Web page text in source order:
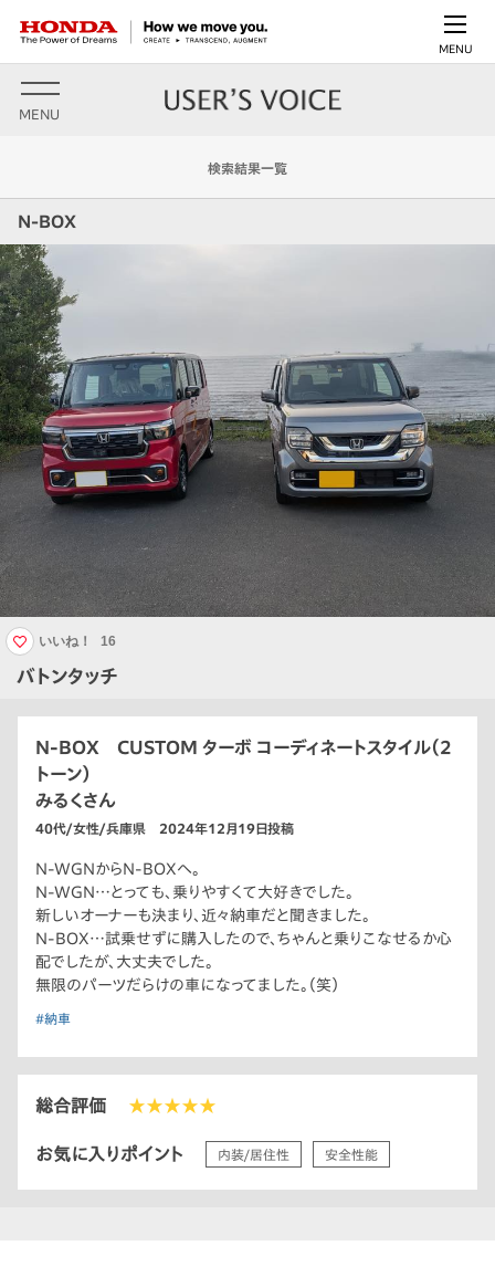
MENU
MENU
検索結果一覧
N-BOX
バトンタッチ
いいね！ 16
N-BOX CUSTOM ターボ コーディネートスタイル（2
トーン）
みるくさん
40代/女性/兵庫県 2024年12月19日投稿
N-WGNからN-BOXへ。
N-WGN…とっても、乗りやすくて大好きでした。
新しいオーナーも決まり、近々納車だと聞きました。
N-BOX…試乗せずに購入したので、ちゃんと乗りこなせるか心
配でしたが、大丈夫でした。
無限のパーツだらけの車になってました。（笑）
#納車
総合評価 ★★★★★
お気に入りポイント 内装/居住性 安全性能